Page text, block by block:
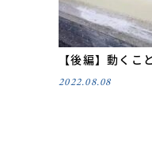
【後編】動くこ
2022.08.08